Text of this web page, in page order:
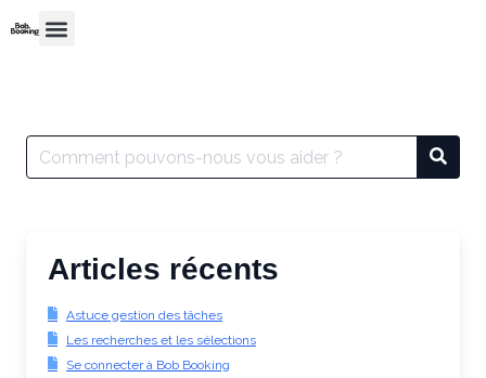
Articles récents
Astuce gestion des tâches
Les recherches et les sélections
Se connecter à Bob Booking